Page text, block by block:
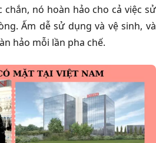
chắn, nó hoàn hảo cho cả việc sử
Ấm dễ sử dụng và vệ sinh, và
hảo mỗi lần pha chế.